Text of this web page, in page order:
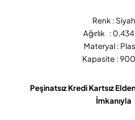
Renk : Siyah
Ağırlık :
Materyal :
Kapasite :
Peşinatsız Kredi Kartsız
İmkanıyla